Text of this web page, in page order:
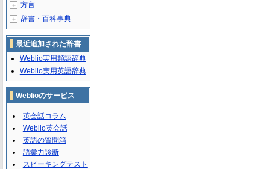
＋ 方言
＋ 辞書・百科事典
最近追加された辞書
Weblio実用類語辞典
Weblio実用英語辞典
Weblioのサービス
英会話コラム
Weblio英会話
英語の質問箱
語彙力診断
スピーキングテスト